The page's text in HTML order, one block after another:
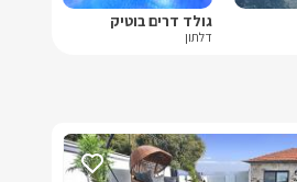
גולד דרים בוטיק
דלתון